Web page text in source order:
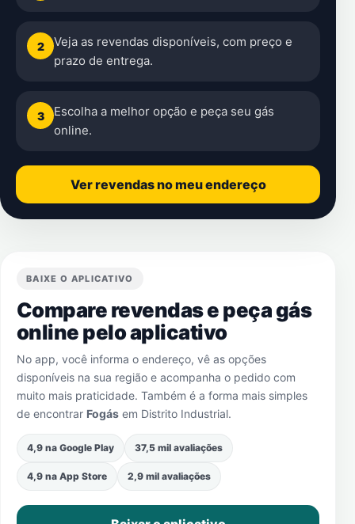
2
Veja as revendas disponíveis, com preço e
prazo de entrega.
3
Escolha a melhor opção e peça seu gás
online.
Ver revendas no meu endereço
BAIXE O APLICATIVO
Compare revendas e peça gás
online pelo aplicativo
No app, você informa o endereço, vê as opções
disponíveis na sua região e acompanha o pedido com
muito mais praticidade. Também é a forma mais simples
de encontrar Fogás em Distrito Industrial.
4,9 na Google Play 37,5 mil avaliações
4,9 na App Store 2,9 mil avaliações